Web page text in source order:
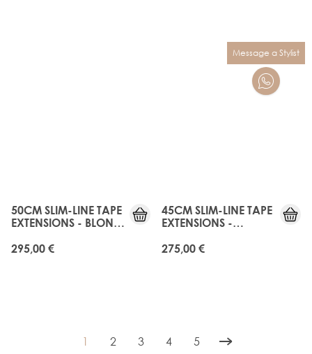
50CM SLIM-LINE TAPE
EXTENSIONS - BLONDE
295,00 €
45CM SLIM-LINE TAPE
EXTENSIONS -
275,00 €
You're currently reading page
1 Seite
2 Seite
3 Seite
4 Seite
5
Message a Stylist